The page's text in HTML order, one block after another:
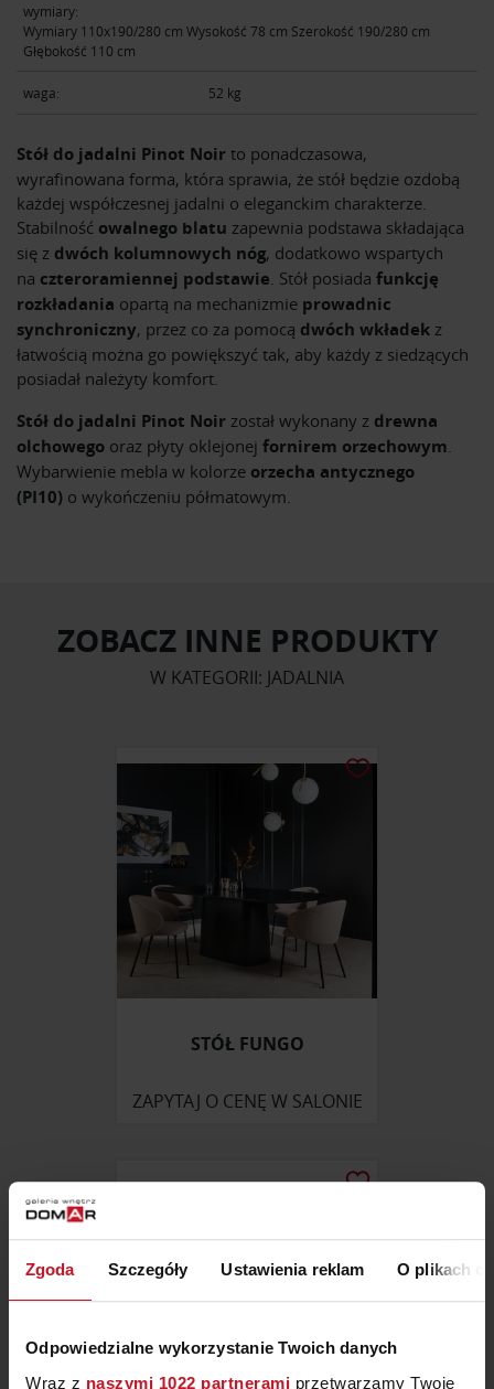
Zgoda Szczegóły Ustawienia reklam O plikach
Odpowiedzialne wykorzystanie Twoich danych
Wraz z naszymi 1022 partnerami przetwarzamy Twoje
wymiary:
Wymiary 110x190/280 cm Wysokość 78 cm Szerokość 190/280 cm
Głębokość 110 cm
waga: 52 kg
Stół do jadalni Pinot Noir to ponadczasowa,
wyrafinowana forma, która sprawia, że stół będzie ozdobą
każdej współczesnej jadalni o eleganckim charakterze.
Stabilność owalnego blatu zapewnia podstawa składająca
się z dwóch kolumnowych nóg, dodatkowo wspartych
na czteroramiennej podstawie . Stół posiada funkcję
rozkładania opartą na mechanizmie prowadnic
synchroniczny, przez co za pomocą dwóch wkładek z
łatwością można go powiększyć tak, aby każdy z siedzących
posiadał należyty komfort.
Stół do jadalni Pinot Noir został wykonany z drewna
olchowego oraz płyty oklejonej fornirem orzechowym
Wybarwienie mebla w kolorze orzecha antycznego
(PI10) o wykończeniu półmatowym.
ZOBACZ INNE PRODUKTY
W KATEGORII: JADALNIA
STÓŁ FUNGO
ZAPYTAJ O CENĘ W SALONIE